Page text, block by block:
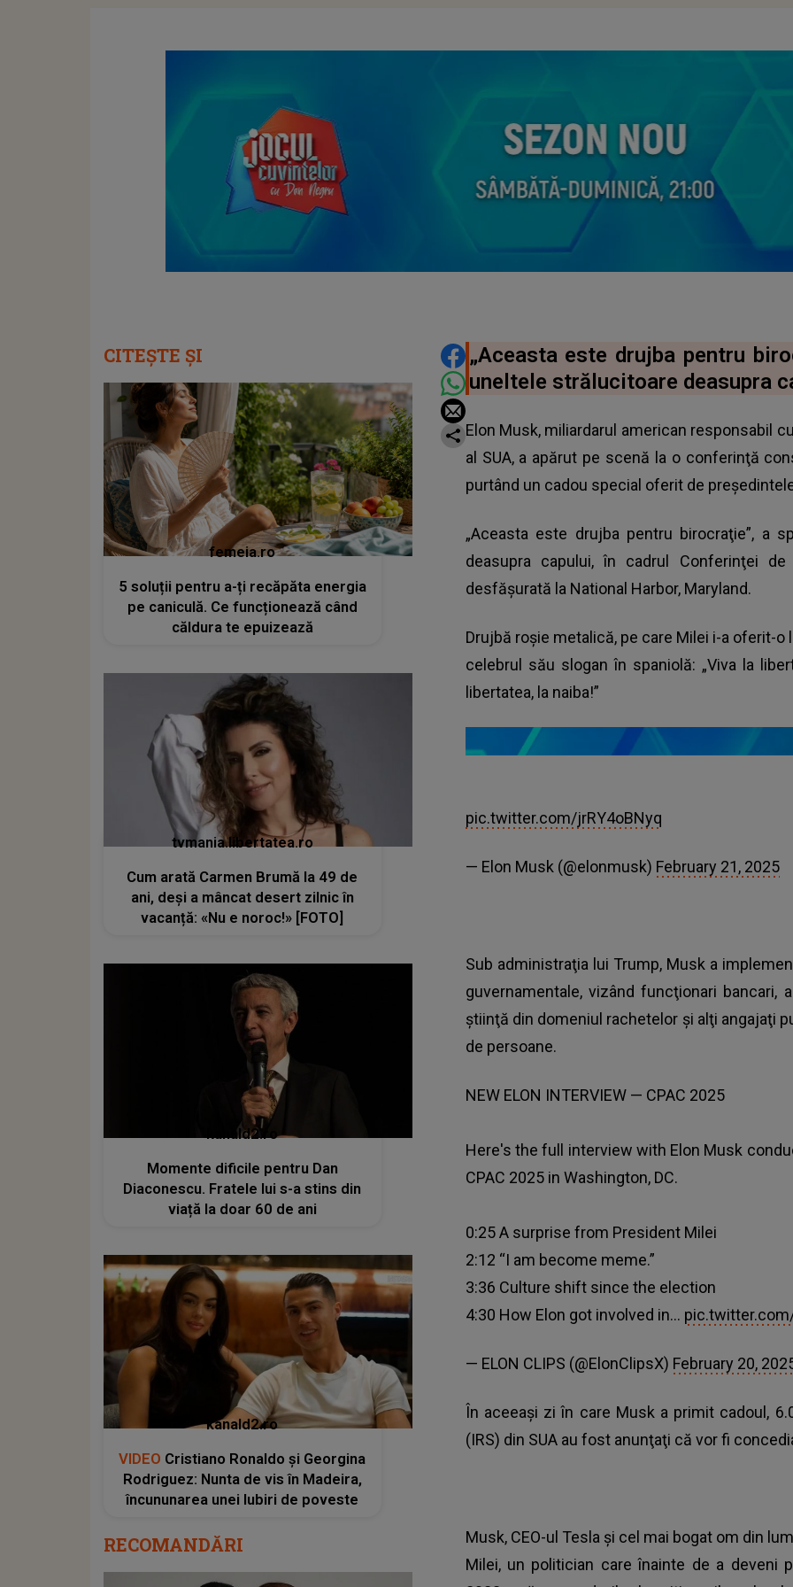
DISTRIBUIE ARTICOLUL
„Aceasta este drujba pentru
uneltele strălucitoare deasupra
Elon Musk, miliardarul american responsabil
al SUA, a apărut pe scenă la o conferinţă
purtând un cadou special oferit de
„Aceasta este drujba pentru birocraţie”, a
deasupra capului, în cadrul Conferinţei
desfăşurată la National Harbor, Maryland.
Drujbă roşie metalică, pe care Milei i-a oferit-
celebrul său slogan în spaniolă: „Viva la
libertatea, la naiba!”
pic.twitter.com/jrRY4oBNyq
— Elon Musk (@elonmusk) February 21, 2025
Sub administraţia lui Trump, Musk a
guvernamentale, vizând funcţionari
ştiinţă din domeniul rachetelor şi alţi angajaţi
de persoane.
NEW ELON INTERVIEW — CPAC 2025
Here's the full interview with Elon Musk
CPAC 2025 in Washington, DC.
0:25 A surprise from President Milei
2:12 “I am become meme.”
3:36 Culture shift since the election
4:30 How Elon got involved in…
— ELON CLIPS (@ElonClipsX) February 20,
În aceeaşi zi în care Musk a primit cadoul,
(IRS) din SUA au fost anunţaţi că vor fi
Musk, CEO-ul Tesla şi cel mai bogat om din
Milei, un politician care înainte de a deveni
CITEȘTE ȘI
femeia.ro
5 soluții pentru a-ți recăpăta energia
pe caniculă. Ce funcționează când
căldura te epuizează
tvmania.libertatea.ro
Cum arată Carmen Brumă la 49 de
ani, deși a mâncat desert zilnic în
vacanță: «Nu e noroc!» [FOTO]
kanald2.ro
Momente dificile pentru Dan
Diaconescu. Fratele lui s-a stins din
viață la doar 60 de ani
kanald2.ro
VIDEO Cristiano Ronaldo și Georgina
Rodriguez: Nunta de vis în Madeira,
încununarea unei Iubiri de poveste
RECOMANDĂRI